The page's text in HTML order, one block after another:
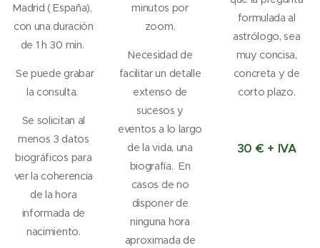
Madrid ( España),
con una duración
de 1 h 30 min.
Se puede grabar
la consulta.
Se solicitan al
menos 3 datos
biográficos para
ver la coherencia
de la hora
informada de
nacimiento.
minutos por
zoom.
Necesidad de
facilitar un detalle
extenso de
sucesos y
eventos a lo largo
de la vida, una
biografía. En
casos de no
disponer de
ninguna hora
aproximada de
formulada al
astrólogo, sea
muy concisa,
concreta y de
corto plazo.
30 € + IVA